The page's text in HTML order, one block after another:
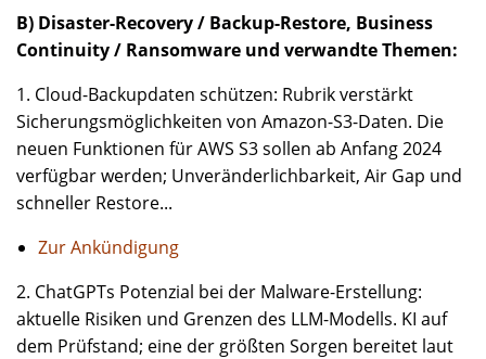
B) Disaster-Recovery / Backup-Restore, Business
Continuity / Ransomware und verwandte Themen:
1. Cloud-Backupdaten schützen: Rubrik verstärkt
Sicherungsmöglichkeiten von Amazon-S3-Daten. Die
neuen Funktionen für AWS S3 sollen ab Anfang 2024
verfügbar werden; Unveränderlichbarkeit, Air Gap und
schneller Restore...
Zur Ankündigung
2. ChatGPTs Potenzial bei der Malware-Erstellung:
aktuelle Risiken und Grenzen des LLM-Modells. KI auf
dem Prüfstand; eine der größten Sorgen bereitet laut